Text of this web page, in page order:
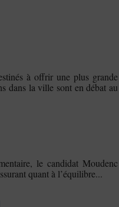
à offrir une plus grande
dans la ville sont en débat au
le candidat Moudenc
quant à l’équilibre...